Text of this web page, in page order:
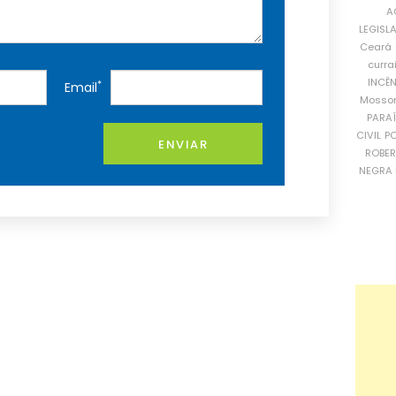
Email*
ENVIAR
Ceará
CIVIL
NEGRA